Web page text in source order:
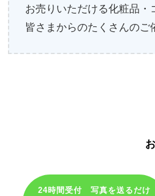
お売りいただける化粧品・
皆さまからのたくさんのご
24時間受付 写真を送るだけ